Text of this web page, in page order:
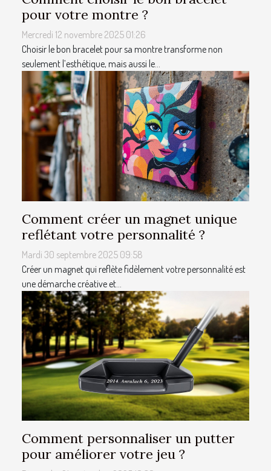
pour votre montre ?
Mercredi 12 novembre 2025 01:26
Choisir le bon bracelet pour sa montre transforme non
seulement l’esthétique, mais aussi le...
Comment créer un magnet unique
reflétant votre personnalité ?
Mardi 30 septembre 2025 09:58
Créer un magnet qui reflète fidèlement votre personnalité est
une démarche créative et...
Comment personnaliser un putter
pour améliorer votre jeu ?